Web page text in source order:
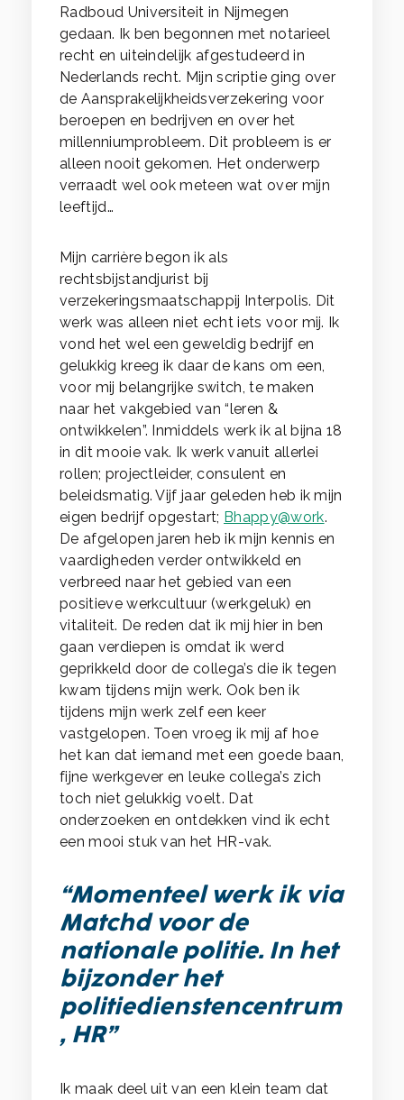
Radboud Universiteit in Nijmegen
gedaan. Ik ben begonnen met notarieel
recht en uiteindelijk afgestudeerd in
Nederlands recht. Mijn scriptie ging over
de Aansprakelijkheidsverzekering voor
beroepen en bedrijven en over het
millenniumprobleem. Dit probleem is er
alleen nooit gekomen. Het onderwerp
verraadt wel ook meteen wat over mijn
leeftijd…
Mijn carrière begon ik als
rechtsbijstandjurist bij
verzekeringsmaatschappij Interpolis. Dit
werk was alleen niet echt iets voor mij. Ik
vond het wel een geweldig bedrijf en
gelukkig kreeg ik daar de kans om een,
voor mij belangrijke switch, te maken
naar het vakgebied van “leren &
ontwikkelen”. Inmiddels werk ik al bijna 18
in dit mooie vak. Ik werk vanuit allerlei
rollen; projectleider, consulent en
beleidsmatig. Vijf jaar geleden heb ik mijn
eigen bedrijf opgestart; Bhappy@work.
De afgelopen jaren heb ik mijn kennis en
vaardigheden verder ontwikkeld en
verbreed naar het gebied van een
positieve werkcultuur (werkgeluk) en
vitaliteit. De reden dat ik mij hier in ben
gaan verdiepen is omdat ik werd
geprikkeld door de collega’s die ik tegen
kwam tijdens mijn werk. Ook ben ik
tijdens mijn werk zelf een keer
vastgelopen. Toen vroeg ik mij af hoe
het kan dat iemand met een goede baan,
fijne werkgever en leuke collega’s zich
toch niet gelukkig voelt. Dat
onderzoeken en ontdekken vind ik echt
een mooi stuk van het HR-vak.
“Momenteel werk ik via
Matchd voor de
nationale politie. In het
bijzonder het
politiedienstencentrum
, HR”
Ik maak deel uit van een klein team dat